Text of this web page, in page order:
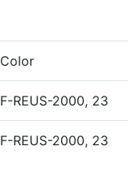
Color
F-REUS-2000, 23
F-REUS-2000, 23